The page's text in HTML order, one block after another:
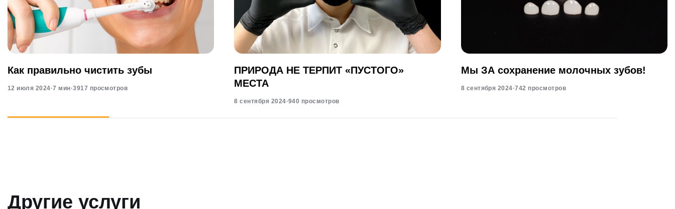
Как правильно чистить зубы
12 июля 2024·7 мин·3917 просмотров
ПРИРОДА НЕ ТЕРПИТ «ПУСТОГО»
МЕСТА
8 сентября 2024·940 просмотров
Мы ЗА сохранение молочных зубов!
8 сентября 2024·742 просмотров
Другие услуги